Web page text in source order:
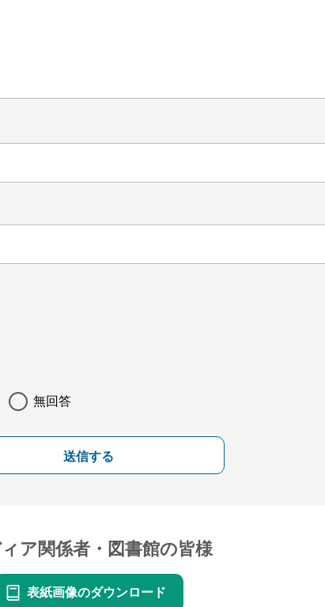
無回答
送信する
ア関係者・図書館の皆様
表紙画像のダウンロード